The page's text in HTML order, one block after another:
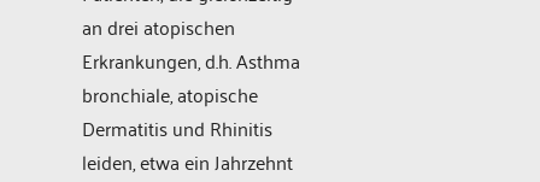
an drei atopischen
Erkrankungen, d.h. Asthma
bronchiale, atopische
Dermatitis und Rhinitis
leiden, etwa ein Jahrzehnt